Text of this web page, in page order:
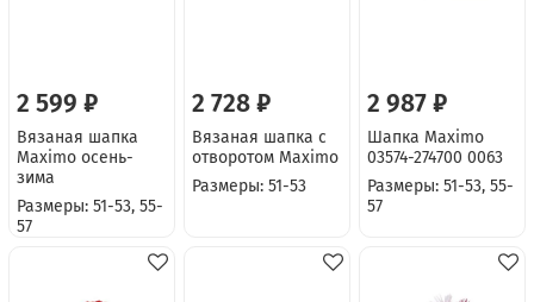
2 599 ₽
Вязаная шапка
Maximo осень-
зима
Размеры: 51-53, 55-
57
2 728 ₽
Вязаная шапка с
отворотом Maximo
Размеры: 51-53
2 987 ₽
Шапка Maximo
03574-274700 0063
Размеры: 51-53, 55-
57